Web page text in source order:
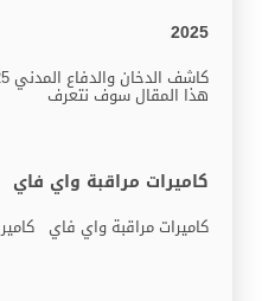
2025
هذا المقال سوف نتعرف
كاميرات مراقبة واي فاي
كاميرات مراقبة واي فاي